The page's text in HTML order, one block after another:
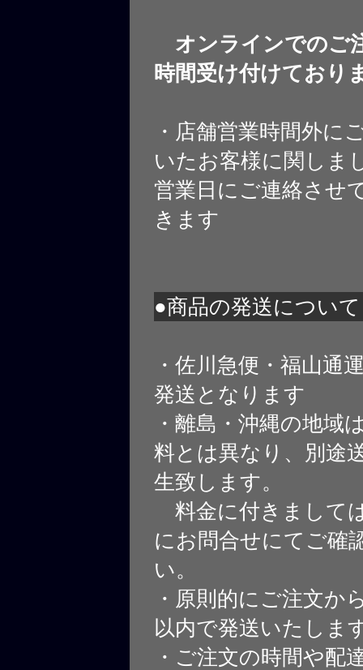
オンラインでのご
時間受け付けており
・店舗営業時間外に
いたお客様に関しま
営業日にご連絡させ
きます
●商品の発送について
・佐川急便・福山通
発送となります
・離島・沖縄の地域
料とは異なり、別途
生致します。
料金に付きまして
にお問合せにてご確
い。
・原則的にご注文か
以内で発送いたしま
・ご注文の時間や配